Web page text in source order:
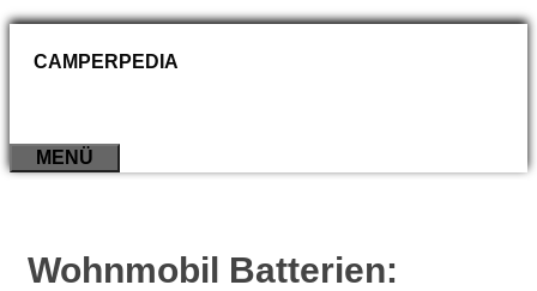
Inhalt
CAMPERPEDIA
MENÜ
Wohnmobil Batterien: